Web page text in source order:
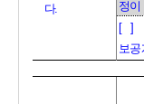
다.
정이
[  ]
보